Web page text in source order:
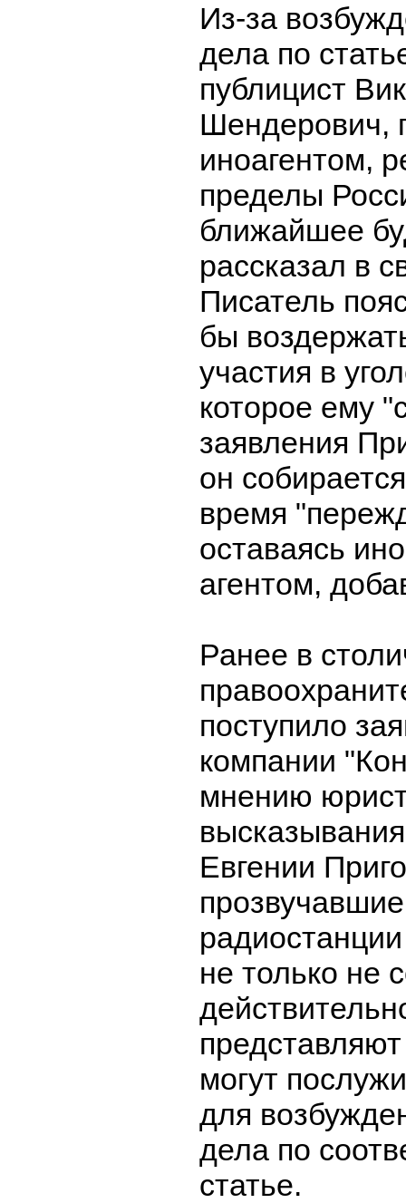
Из-за
дела по
публицист
Шендерович,
иноагентом,
пределы
ближайшее
рассказал в
Писатель
бы
участия в
которое ему
заявления
он
время
оставаясь
агентом,
Ранее в
поступило
компании
мнению
Евгении
не только не
могут
для
дела по
статье.